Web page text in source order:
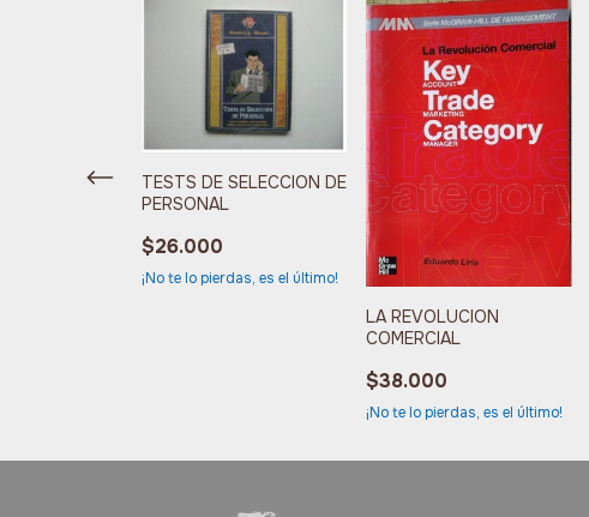
ENSUEÑO
TESTS DE SELECCION DE
PERSONAL
$26.000
¡No te lo pierdas, es el último!
LA REVOLUCION
COMERCIAL
$38.000
¡No te lo pierdas, es el último!